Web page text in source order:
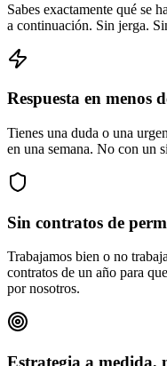
Sabes exactamente qué se
a continuación. Sin jerga.
Respuesta en menos
Tienes una duda o una
en una semana. No con un
Sin contratos de
Trabajamos bien o no
contratos de un año para
por nosotros.
Estrategia a medida,